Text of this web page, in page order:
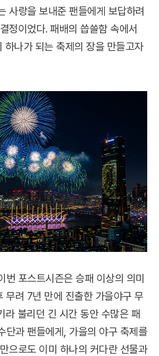
사랑을 보내준 팬들에게 보답하려
정이었다. 패배의 씁쓸함 속에서
하나가 되는 축제의 장을 만들고자
번 포스트시즌은 승패 이상의 의미
무려 7년 만에 진출한 가을야구 무
라 불리던 긴 시간 동안 수많은 패
단과 팬들에게, 가을의 야구 축제를
으로도 이미 하나의 커다란 선물과